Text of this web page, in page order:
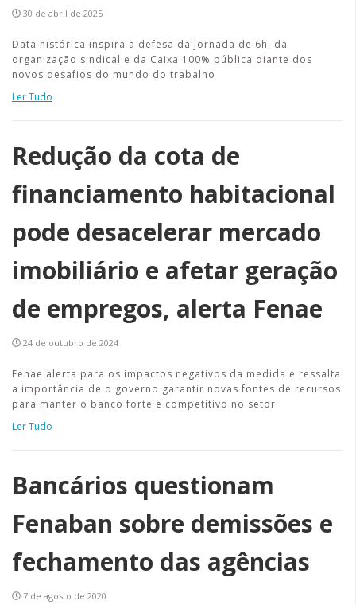
30 de abril de 2025
Data histórica inspira a defesa da jornada de 6h, da
organização sindical e da Caixa 100% pública diante dos
novos desafios do mundo do trabalho
Ler Tudo
Redução da cota de
financiamento habitacional
pode desacelerar mercado
imobiliário e afetar geração
de empregos, alerta Fenae
24 de outubro de 2024
Fenae alerta para os impactos negativos da medida e ressalta
a importância de o governo garantir novas fontes de recursos
para manter o banco forte e competitivo no setor
Ler Tudo
Bancários questionam
Fenaban sobre demissões e
fechamento das agências
7 de agosto de 2020